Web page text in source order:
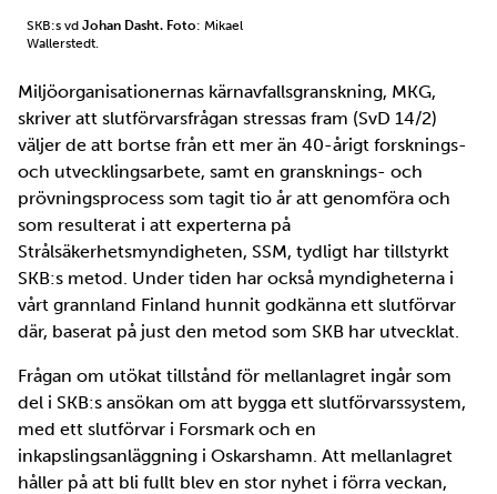
SKB:s vd Johan Dasht. Foto: Mikael
Wallerstedt.
Miljöorganisationernas kärnavfallsgranskning, MKG,
skriver att slutförvarsfrågan stressas fram (SvD 14/2)
väljer de att bortse från ett mer än 40-årigt forsknings-
och utvecklingsarbete, samt en gransknings- och
prövningsprocess som tagit tio år att genomföra och
som resulterat i att experterna på
Strålsäkerhetsmyndigheten, SSM, tydligt har tillstyrkt
SKB:s metod. Under tiden har också myndigheterna i
vårt grannland Finland hunnit godkänna ett slutförvar
där, baserat på just den metod som SKB har utvecklat.
Frågan om utökat tillstånd för mellanlagret ingår som
del i SKB:s ansökan om att bygga ett slutförvarssystem,
med ett slutförvar i Forsmark och en
inkapslingsanläggning i Oskarshamn. Att mellanlagret
håller på att bli fullt blev en stor nyhet i förra veckan,